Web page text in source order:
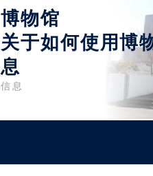
博物馆
关于如何使用博
息
信息